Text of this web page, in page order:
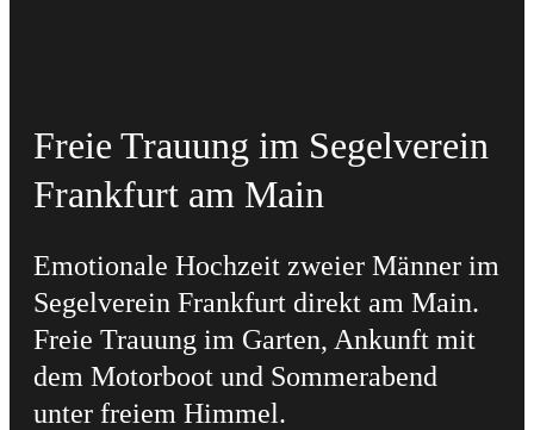
Freie Trauung im Segelverein
Frankfurt am Main
Emotionale Hochzeit zweier Männer im
Segelverein Frankfurt direkt am Main.
Freie Trauung im Garten, Ankunft mit
dem Motorboot und Sommerabend
unter freiem Himmel.